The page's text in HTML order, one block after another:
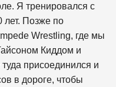
Я тренировался с
лет. Позже по
Wrestling, где мы
Киддом и
присоединился и
в дороге, чтобы